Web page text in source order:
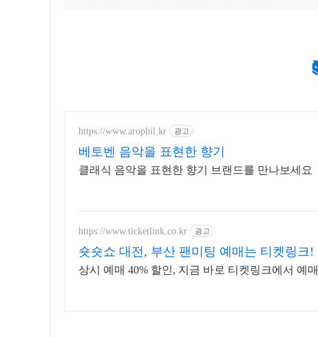
https://www.arophil.kr 광고
베토벤 음악을 표현한 향기
클래식 음악을 표현한 향기 브랜드를 만나보세요
https://www.ticketlink.co.kr 광고
숏숏쇼 대전, 부산 팬미팅 예매는 티켓링크!
상시 예매 40% 할인, 지금 바로 티켓링크에서 예매